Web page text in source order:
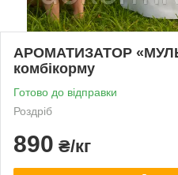
АРОМАТИЗАТОР
комбікорму
Готово до відправки
Роздріб
890 ₴/кг